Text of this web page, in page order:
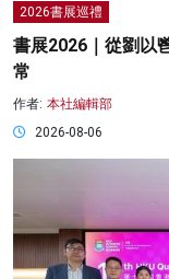
2026書展巡禮
書展2026｜從劉以
常
作者: 本社編輯部
2026-08-06